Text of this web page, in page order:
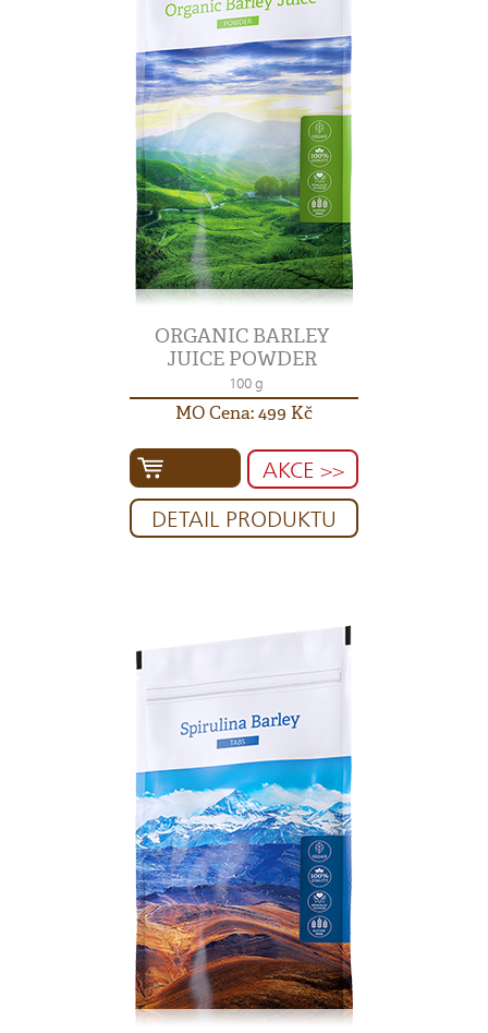
ORGANIC BARLEY
JUICE POWDER
100 g
MO Cena: 499 Kč
AKCE >>
DETAIL PRODUKTU